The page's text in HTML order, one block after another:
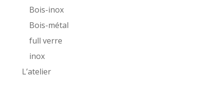
Bois-inox
Bois-métal
full verre
inox
L’atelier